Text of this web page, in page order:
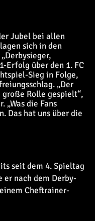
Jubel bei allen
sich in den
Erfolg über den 1. FC
Sieg in Folge,
„Der
Rolle gespielt“,
„Was die Fans
Das hat uns über die
seit dem 4. Spieltag
er nach dem Derby-
Cheftrainer-